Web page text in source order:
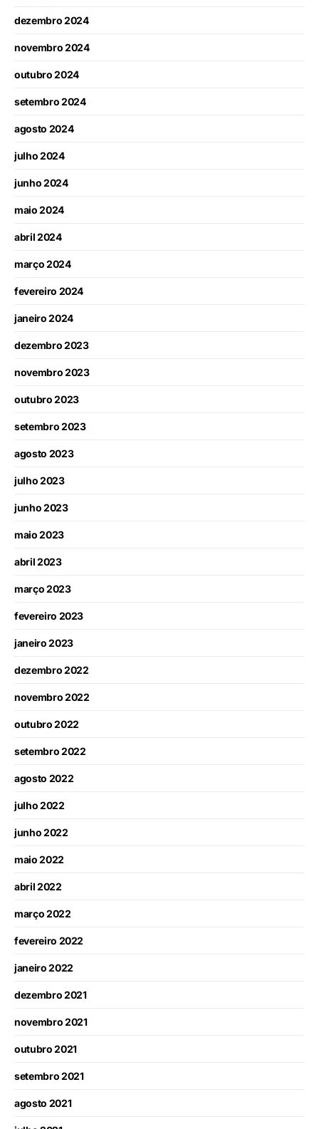
dezembro 2024
novembro 2024
outubro 2024
setembro 2024
agosto 2024
julho 2024
junho 2024
maio 2024
abril 2024
março 2024
fevereiro 2024
janeiro 2024
dezembro 2023
novembro 2023
outubro 2023
setembro 2023
agosto 2023
julho 2023
junho 2023
maio 2023
abril 2023
março 2023
fevereiro 2023
janeiro 2023
dezembro 2022
novembro 2022
outubro 2022
setembro 2022
agosto 2022
julho 2022
junho 2022
maio 2022
abril 2022
março 2022
fevereiro 2022
janeiro 2022
dezembro 2021
novembro 2021
outubro 2021
setembro 2021
agosto 2021